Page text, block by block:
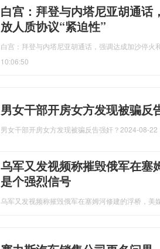
白宫：拜登与内塔尼亚胡通话
放人质协议“紧迫性”
白宫：拜登与内塔尼亚胡通话，强调达成加沙停火
10:06:50
男女干部开房女方发现被骗反
男女干部开房女方发现被骗反告强奸？ 2024-08-22
乌军又发视频称摧毁俄军在塞
是个强烈信号
乌军又发视频称摧毁俄军在塞姆河修建的浮桥，美